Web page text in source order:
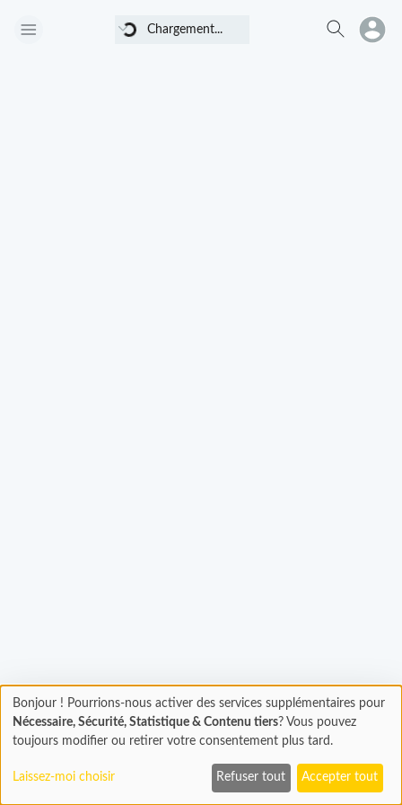
Chargement... Chargement...
Chargement
En cours...
Bonjour ! Pourrions-nous activer des services supplémentaires pour
Nécessaire, Sécurité, Statistique & Contenu tiers? Vous pouvez
toujours modifier ou retirer votre consentement plus tard.
Laissez-moi choisir Refuser tout Accepter tout